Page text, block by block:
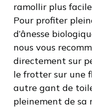
ramollir plus
Pour profiter
d’ânesse
nous vous
directement sur
le frotter sur une
autre gant de
pleinement de sa